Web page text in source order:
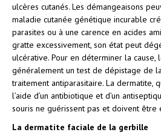
ulcères cutanés. Les démangeaisons
maladie cutanée génétique incurable
parasites ou à une carence en acides
gratte excessivement, son état peut
ulcérative. Pour en déterminer la
généralement un test de dépistage de
traitement antiparasitaire. La dermatite,
l’aide d’un antibiotique et d’un
souris ne guérissent pas et doivent être
La dermatite faciale de la gerbille